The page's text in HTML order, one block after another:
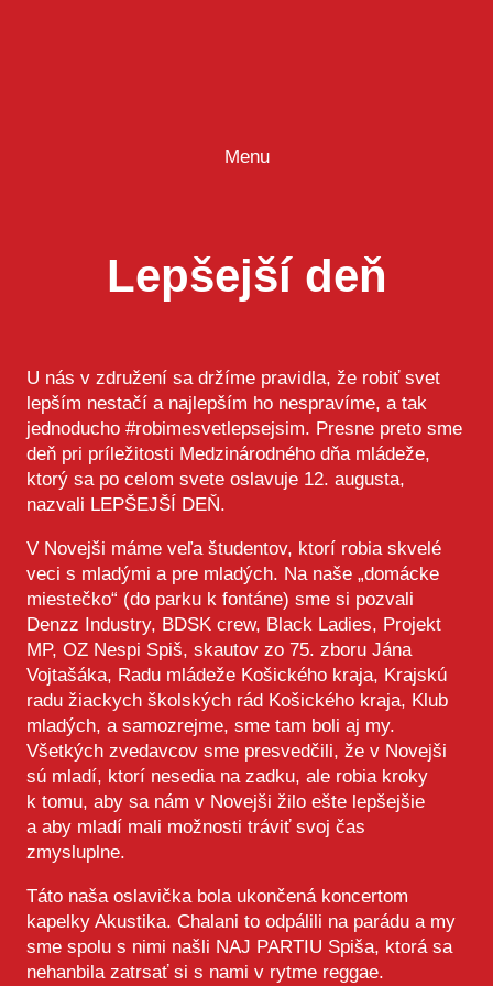
Menu
Lepšejší deň
U nás v združení sa držíme pravidla, že robiť svet
lepším nestačí a najlepším ho nespravíme, a tak
jednoducho #robimesvetlepsejsim. Presne preto sme
deň pri príležitosti Medzinárodného dňa mládeže,
ktorý sa po celom svete oslavuje 12. augusta,
nazvali LEPŠEJŠÍ DEŇ.
V Novejši máme veľa študentov, ktorí robia skvelé
veci s mladými a pre mladých. Na naše „domácke
miestečko“ (do parku k fontáne) sme si pozvali
Denzz Industry, BDSK crew, Black Ladies, Projekt
MP, OZ Nespi Spiš, skautov zo 75. zboru Jána
Vojtašáka, Radu mládeže Košického kraja, Krajskú
radu žiackych školských rád Košického kraja, Klub
mladých, a samozrejme, sme tam boli aj my.
Všetkých zvedavcov sme presvedčili, že v Novejši
sú mladí, ktorí nesedia na zadku, ale robia kroky
k tomu, aby sa nám v Novejši žilo ešte lepšejšie
a aby mladí mali možnosti tráviť svoj čas
zmysluplne.
Táto naša oslavička bola ukončená koncertom
kapelky Akustika. Chalani to odpálili na parádu a my
sme spolu s nimi našli NAJ PARTIU Spiša, ktorá sa
nehanbila zatrsať si s nami v rytme reggae.